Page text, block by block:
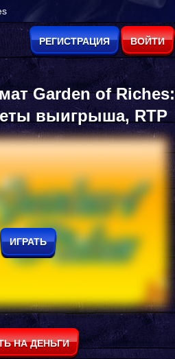
РЕГИСТРАЦИЯ ВОЙТИ
Garden of Riches:
выигрыша, RTP
ИГРАТЬ
НА ДЕНЬГИ